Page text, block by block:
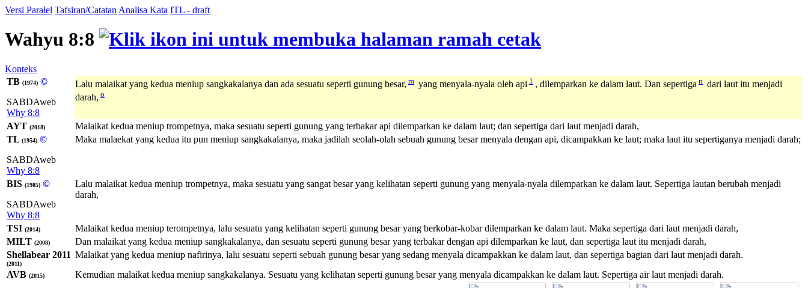
Versi Paralel Tafsiran/Catatan Analisa Kata ITL - draft
Wahyu 8:8
Konteks
TB (1974) ©
SABDAweb
Why 8:8
Lalu malaikat yang kedua meniup sangkakalanya dan ada sesuatu seperti gunung besar, m yang menyala-nyala oleh api 1 , dilemparkan ke dalam laut. Dan sepertiga n dari laut itu menjadi
darah, o
AYT (2018)
Malaikat kedua meniup trompetnya, maka sesuatu seperti gunung yang terbakar api dilemparkan ke dalam laut; dan sepertiga dari laut menjadi darah,
TL (1954) ©
SABDAweb
Why 8:8
Maka malaekat yang kedua itu pun meniup sangkakalanya, maka jadilah seolah-olah sebuah gunung besar menyala dengan api, dicampakkan ke laut; maka laut itu sepertiganya menjadi darah;
BIS (1985) ©
SABDAweb
Why 8:8
Lalu malaikat kedua meniup trompetnya, maka sesuatu yang sangat besar yang kelihatan seperti gunung yang menyala-nyala dilemparkan ke dalam laut. Sepertiga lautan berubah menjadi
darah,
TSI (2014)
Malaikat kedua meniup terompetnya, lalu sesuatu yang kelihatan seperti gunung besar yang berkobar-kobar dilemparkan ke dalam laut. Maka sepertiga dari laut menjadi darah,
MILT (2008)
Dan malaikat yang kedua meniup sangkakalanya, dan sesuatu seperti gunung besar yang terbakar dengan api dilemparkan ke laut, dan sepertiga laut itu menjadi darah,
Shellabear 2011
(2011)
Malaikat yang kedua meniup nafirinya, lalu sesuatu seperti sebuah gunung besar yang sedang menyala dicampakkan ke dalam laut, dan sepertiga bagian dari laut menjadi darah.
AVB (2015) Kemudian malaikat kedua meniup sangkakalanya. Sesuatu yang kelihatan seperti gunung besar yang menyala dicampakkan ke dalam laut. Sepertiga air laut menjadi darah.